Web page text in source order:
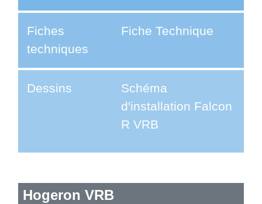
Fiches
techniques
Fiche Technique
Dessins
Schéma
d'installation Falcon
R VRB
Hogeron VRB